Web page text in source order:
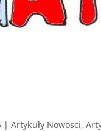
|Artykuły Nowosci,